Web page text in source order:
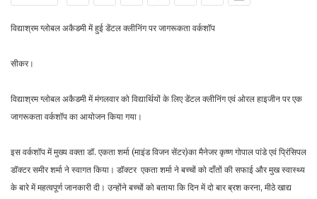
विद्याश्रम ग्लोबल अकैडमी में हुई डेंटल क्लीनिंग पर जागरूकता वर्कशॉप
सीकर।
विद्याश्रम ग्लोबल अकैडमी में मंगलवार को विद्यार्थियों के लिए डेंटल क्लीनिंग एवं ओरल हाइजीन पर एक
जागरूकता वर्कशॉप का आयोजन किया गया।
इस वर्कशॉप में मुख्य वक्ता डॉ. एकता शर्मा (माइंड विजन सेंटर)का मैनेजर कृष्ण गोपाल पांडे एवं प्रिंसिपल
डॉक्टर समीर शर्मा ने स्वागत किया। डॉक्टर एकता शर्मा ने बच्चों को दाँतों की सफाई और मुख स्वास्थ्य
के बारे में महत्वपूर्ण जानकारी दी। उन्होंने बच्चों को बताया कि दिन में दो बार ब्रश करना, मीठे खाद्य